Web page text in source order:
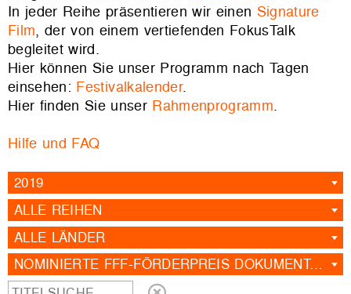
In jeder Reihe präsentieren wir einen Signature
Film, der von einem vertiefenden FokusTalk
begleitet wird.
Hier können Sie unser Programm nach Tagen
einsehen: Festivalkalender.
Hier finden Sie unser Rahmenprogramm.
Hilfe und FAQ
2019
ALLE REIHEN
ALLE LÄNDER
NOMINIERTE FFF-FÖRDERPREIS DOKUMENTARFILM